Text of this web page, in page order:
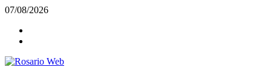
Saltar
contenido
07/08/2026